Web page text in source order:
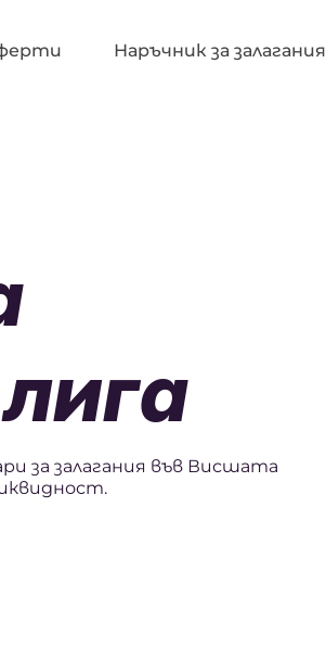
Наръчник за залагания
за залагания във Висшата